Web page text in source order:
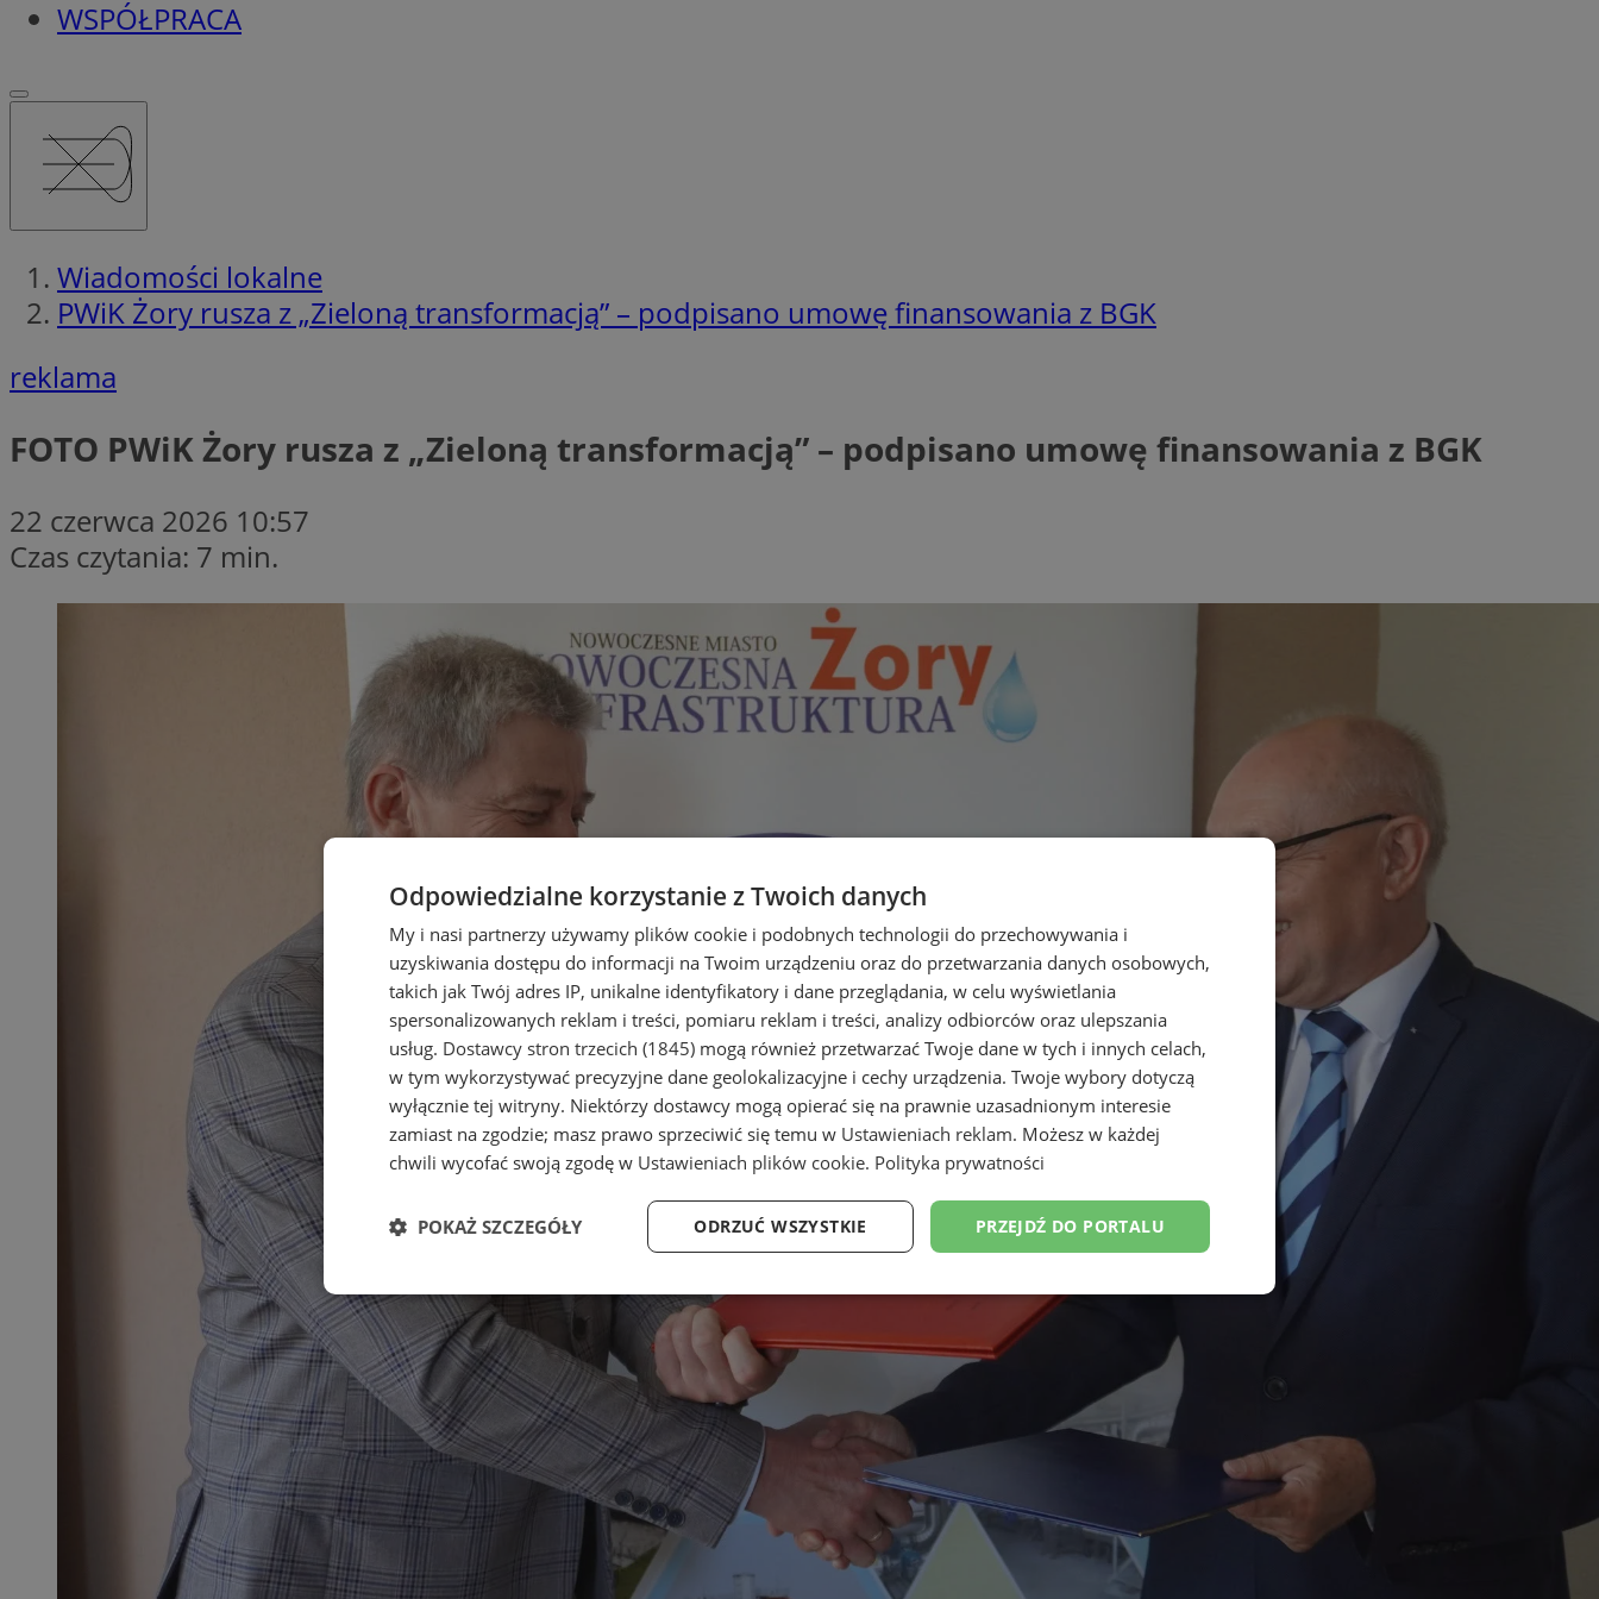
WSPÓŁPRACA
Wiadomości lokalne
PWiK Żory rusza z „Zieloną transformacją” – podpisano umowę finansowania z BGK
reklama
FOTO PWiK Żory rusza z „Zieloną transformacją” – podpisano umowę finansowania z BGK
22 czerwca 2026 10:57
Czas czytania: 7 min.
Odpowiedzialne korzystanie z Twoich danych
My i nasi partnerzy używamy plików cookie i podobnych technologii do przechowywania i
uzyskiwania dostępu do informacji na Twoim urządzeniu oraz do przetwarzania danych osobowych,
takich jak Twój adres IP, unikalne identyfikatory i dane przeglądania, w celu wyświetlania
spersonalizowanych reklam i treści, pomiaru reklam i treści, analizy odbiorców oraz ulepszania
usług. Dostawcy stron trzecich (1845) mogą również przetwarzać Twoje dane w tych i innych celach,
w tym wykorzystywać precyzyjne dane geolokalizacyjne i cechy urządzenia. Twoje wybory dotyczą
wyłącznie tej witryny. Niektórzy dostawcy mogą opierać się na prawnie uzasadnionym interesie
zamiast na zgodzie; masz prawo sprzeciwić się temu w Ustawieniach reklam. Możesz w każdej
chwili wycofać swoją zgodę w Ustawieniach plików cookie. Polityka prywatności
PRZEJDŹ DO PORTALU
ODRZUĆ WSZYSTKIE
POKAŻ SZCZEGÓŁY
Niezbędne Wydajność Targetowanie Funkcjonalność Niesklasyfikowane
Niezbędne Wydajność Targetowanie Funkcjonalność
Niezbędne pliki cookie umożliwiają korzystanie z podstawowych funkcji strony internetowej, takich jak logowanie użytkownika i
zarządzanie kontem. Bez niezbędnych plików cookie nie można prawidłowo korzystać ze strony internetowej.
Nazwa Provider
Okres
Opis